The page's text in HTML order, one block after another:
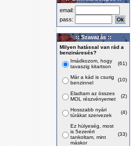
email:
pass:
:: Szavazás ::
Milyen hatással van rád a
benzináresés?
Imádkozom, hogy
tavaszig kitartson
(61)
Már a kád is csurig
benzinnel
(10)
Eladtam az összes
MOL részvényemet
(2)
Hosszabb nyári
túrákat szervezek
(4)
Ez hülyeség, most
is 5ezerért
tankoltam, mint
máskor
(33)